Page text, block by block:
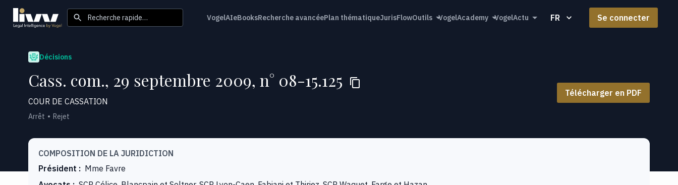
Recherche rapide… VogelAIeBooksRecherche avancéePlan thématiqueJurisFlowOutils VogelAcademy VogelActu FR Se connecter
Décisions
Cass. com., 29 septembre 2009, n° 08-15.125
COUR DE CASSATION
Télécharger en PDF
Arrêt Rejet
COMPOSITION DE LA JURIDICTION
Président : Mme Favre